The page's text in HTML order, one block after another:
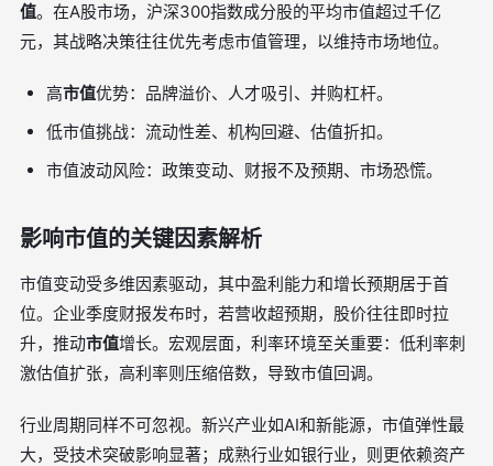
值。在A股市场，沪深300指数成分股的平均市值超过千亿
元，其战略决策往往优先考虑市值管理，以维持市场地位。
高市值优势：品牌溢价、人才吸引、并购杠杆。
低市值挑战：流动性差、机构回避、估值折扣。
市值波动风险：政策变动、财报不及预期、市场恐慌。
影响市值的关键因素解析
市值变动受多维因素驱动，其中盈利能力和增长预期居于首
位。企业季度财报发布时，若营收超预期，股价往往即时拉
升，推动市值增长。宏观层面，利率环境至关重要：低利率刺
激估值扩张，高利率则压缩倍数，导致市值回调。
行业周期同样不可忽视。新兴产业如AI和新能源，市值弹性最
大，受技术突破影响显著；成熟行业如银行业，则更依赖资产